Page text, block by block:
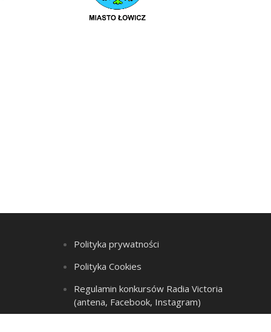
Polityka prywatności
Polityka Cookies
Regulamin konkursów Radia Victoria
(antena, Facebook, Instagram)